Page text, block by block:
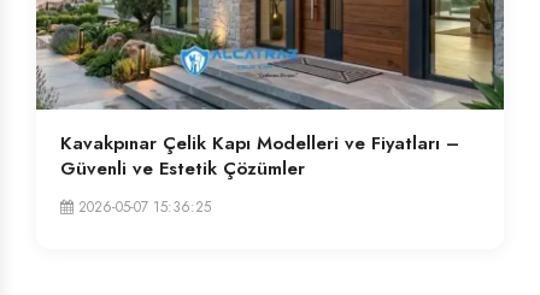
Kavakpınar Çelik Kapı Modelleri ve Fiyatları –
Güvenli ve Estetik Çözümler
2026-05-07 15:36:25